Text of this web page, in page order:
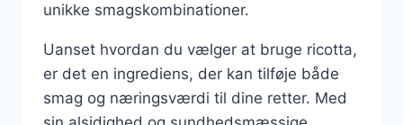
unikke smagskombinationer.
Uanset hvordan du vælger at bruge ricotta,
er det en ingrediens, der kan tilføje både
smag og næringsværdi til dine retter. Med